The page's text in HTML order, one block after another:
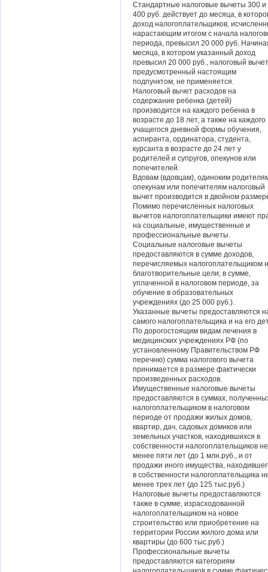
Стандартные налоговые вычеты 300 и
400 руб. действует до месяца, в
доход налогоплательщиков,
нарастающим итогом с начала
периода, превысил 20 000 руб.
месяца, в котором указанный доход
превысил 20 000 руб., налоговый
предусмотренный настоящим
подпунктом, не применяется.
Налоговый вычет расходов на
содержание ребенка (детей)
производится на каждого ребенка в
возрасте до 18 лет, а также на каждого
учащегося дневной формы обучения,
аспиранта, ординатора, студента,
курсанта в возрасте до 24 лет у
родителей и супругов, опекунов или
попечителей.
Вдовам (вдовцам), одиноким
опекунам или попечителям налоговый
вычет производится в двойном
Помимо перечисленных налоговых
вычетов налогоплательщики имеют
на социальные, имущественные и
профессиональные вычеты.
Социальные налоговые вычеты
предоставляются в сумме доходов,
перечисляемых налогоплательщиком
благотворительные цели; в сумме,
уплаченной в налоговом периоде, за
обучение в образовательных
учреждениях (до 25 000 руб.).
Указанные вычеты предоставляются
самого налогоплательщика и на его
По дорогостоящим видам лечения в
медицинских учреждениях РФ (по
установленному Правительством РФ
перечню) сумма налогового вычета
принимается в размере фактически
произведенных расходов.
Имущественные налоговые вычеты
предоставляются в суммах,
налогоплательщиком в налоговом
периоде от продажи жилых домов,
квартир, дач, садовых домиков или
земельных участков, находившихся в
собственности налогоплательщиков не
менее пяти лет (до 1 млн.руб., и от
продажи иного имущества,
в собственности налогоплательщика
менее трех лет (до 125 тыс.руб.)
Налоговые вычеты предоставляются
также в сумме, израсходованной
налогоплательщиком на новое
строительство или приобретение на
территории России жилого дома или
квартиры (до 600 тыс.руб.)
Профессиональные вычеты
предоставляются категориям